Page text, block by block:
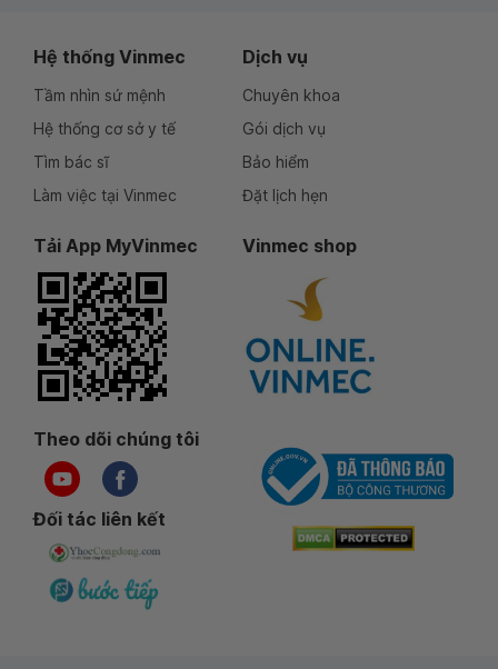
Hệ thống Vinmec
Tầm nhìn sứ mệnh
Hệ thống cơ sở y tế
Tìm bác sĩ
Làm việc tại Vinmec
Dịch vụ
Chuyên khoa
Gói dịch vụ
Bảo hiểm
Đặt lịch hẹn
Tải App MyVinmec Vinmec shop
Theo dõi chúng tôi
Đối tác liên kết